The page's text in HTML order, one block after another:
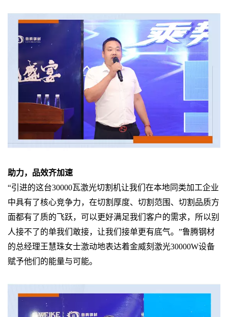
助力，品效齐加速
“引进的这台30000瓦激光切割机让我们在本地同类加工企业
中具有了核心竞争力，在切割厚度、切割范围、切割品质方
面都有了质的飞跃，可以更好满足我们客户的需求，所以别
人接不了的单我们敢接，让我们接单更有底气。”鲁腾钢材
的总经理王慧珠女士激动地表达着金威刻激光30000W设备
赋予他们的能量与可能。